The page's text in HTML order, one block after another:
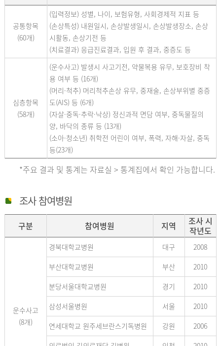
공통항목
(60개)
(입력정보) 성별, 나이, 보험유형, 사회경제적 지표 등
(손상특성) 내원일시, 손상발생일시, 손상발생장소, 손상
시활동, 손상기전 등
(치료결과) 응급진료결과, 입원 후 결과, 중증도 등
심층항목
(58개)
(운수사고) 발생시 사고기전, 약물복용 유무, 보호장비 착
용 여부 등 (16개)
(머리·척추) 머리척추손상 유무, 중재술, 손상부위별 중증
도(AIS) 등 (6개)
(자살·중독·추락·낙상) 정신과적 면담 여부, 중독물질의
양, 바닥의 종류 등 (13개)
(소아·청소년) 취학전 어린이 여부, 폭력, 자해·자살, 중독
등(23개)
*주요 결과 및 통계는 자료실 > 통계집에서 확인 가능합니다.
조사 참여병원
구분 참여병원 지역
조사 시
작년도
운수사고
(8개)
경북대학교병원 대구
2008
부산대학교병원
부산
2010
분당서울대학교병원
경기
2010
삼성서울병원
서울
2010
연세대학교 원주세브란스기독병원
강원
2006